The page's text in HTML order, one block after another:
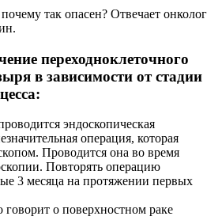
так опасен? Отвечает онколог
переходноклеточного
в зависимости от стадии
эндоскопическая
операция, которая
Проводится она во время
Повторять операцию
3 месяца на протяжении первых
говорит о поверхностном раке